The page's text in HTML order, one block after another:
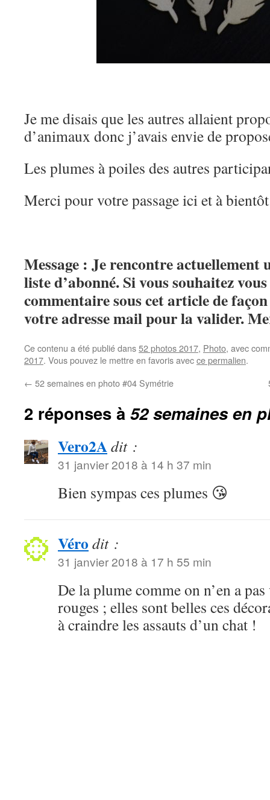
Je me disais que les autres allaient
d’animaux donc j’avais envie de
Les plumes à poiles des autres
Merci pour votre passage ici et à
Message : Je rencontre actuellement
liste d’abonné. Si vous souhaitez
commentaire sous cet article de
votre adresse mail pour la valider.
Ce contenu a été publié dans52 photos 2017, Photo, avec
2017. Vous pouvez le mettre en favoris avecce permalien.
← 52 semaines en photo #04 Symétrie
2 réponses à 52 semaines en
Vero2Adit :
31 janvier 2018 à 14 h 37 min
Bien sympas ces plumes 😘
Véro dit :
31 janvier 2018 à 17 h 55 min
De la plume comme on n’en a
rouges ; elles sont belles ces
à craindre les assauts d’un chat !